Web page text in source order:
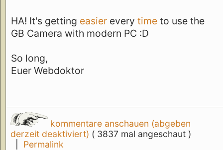
HA! It's getting easier every time to use the
GB Camera with modern PC :D
So long,
Euer Webdoktor
kommentare anschauen (abgeben
derzeit deaktiviert) ( 3837 mal angeschaut )
Permalink